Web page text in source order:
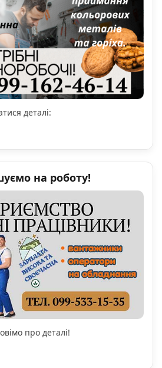
деталі:
на роботу!
про деталі!